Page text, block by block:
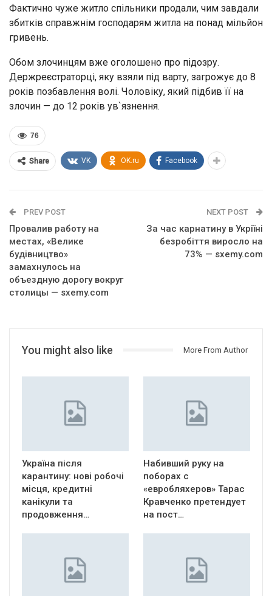
Фактично чуже житло спільники продали, чим завдали
збитків справжнім господарям житла на понад мільйон
гривень.
Обом злочинцям вже оголошено про підозру.
Держреєстраторці, яку взяли під варту, загрожує до 8
років позбавлення волі. Чоловіку, який підбив її на
злочин — до 12 років ув`язнення.
76
Share VK OK.ru Facebook
PREV POST
Провалив работу на
местах, «Велике
будівництво»
замахнулось на
объездную дорогу вокруг
столицы — sxemy.com
NEXT POST
За час карнатину в Укріїні
безробіття виросло на
73% — sxemy.com
You might also like More From Author
Україна після
карантину: нові робочі
місця, кредитні
канікули та
продовження…
Набивший руку на
поборах с
«евробляхеров» Тарас
Кравченко претендует
на пост…